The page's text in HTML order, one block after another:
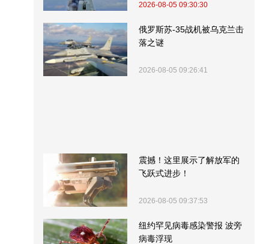
2026-08-05 09:30:30
俄罗斯苏-35战机被乌克兰击
落之谜
2026-08-05 09:26:41
震撼！这里展示了解放军的
飞跃式进步！
2026-08-05 09:37:53
纽约罕见病毒感染警报 波旁
病毒浮现